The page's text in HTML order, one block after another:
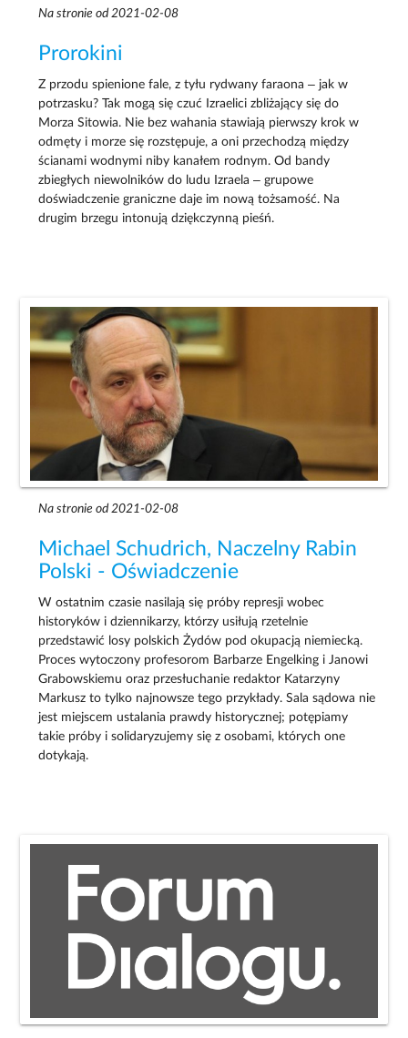
Na stronie od 2021-02-08
Prorokini
Z przodu spienione fale, z tyłu rydwany faraona – jak w
potrzasku? Tak mogą się czuć Izraelici zbliżający się do
Morza Sitowia. Nie bez wahania stawiają pierwszy krok w
odmęty i morze się rozstępuje, a oni przechodzą między
ścianami wodnymi niby kanałem rodnym. Od bandy
zbiegłych niewolników do ludu Izraela – grupowe
doświadczenie graniczne daje im nową tożsamość. Na
drugim brzegu intonują dziękczynną pieśń.
Na stronie od 2021-02-08
Michael Schudrich, Naczelny Rabin
Polski - Oświadczenie
W ostatnim czasie nasilają się próby represji wobec
historyków i dziennikarzy, którzy usiłują rzetelnie
przedstawić losy polskich Żydów pod okupacją niemiecką.
Proces wytoczony profesorom Barbarze Engelking i Janowi
Grabowskiemu oraz przesłuchanie redaktor Katarzyny
Markusz to tylko najnowsze tego przykłady. Sala sądowa nie
jest miejscem ustalania prawdy historycznej; potępiamy
takie próby i solidaryzujemy się z osobami, których one
dotykają.